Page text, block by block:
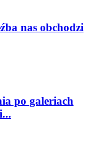
nas obchodzi
po galeriach